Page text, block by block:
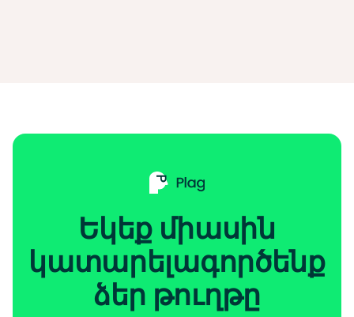
Եկեք միասին
կատարելագործենք
ձեր թուղթը